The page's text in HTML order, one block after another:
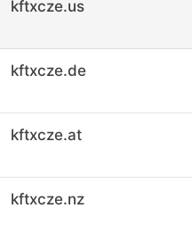
kftxcze.us
kftxcze.de
kftxcze.at
kftxcze.nz